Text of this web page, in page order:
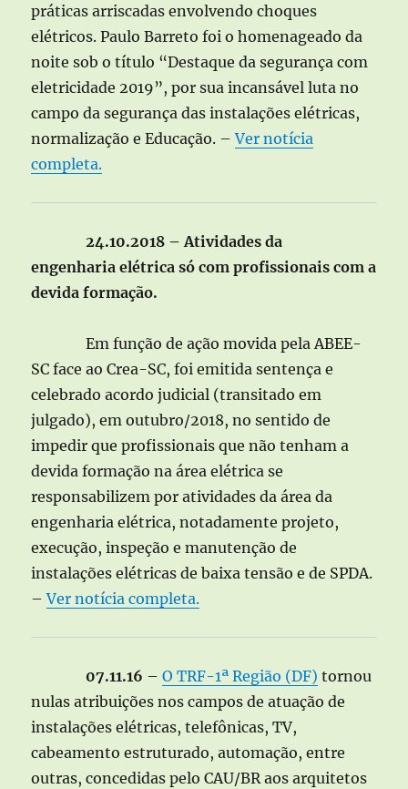
práticas arriscadas envolvendo choques
elétricos. Paulo Barreto foi o homenageado da
noite sob o título “Destaque da segurança com
eletricidade 2019”, por sua incansável luta no
campo da segurança das instalações elétricas,
normalização e Educação. –Ver notícia
completa.
24.10.2018 – Atividades da
engenharia elétrica só com profissionais com a
devida formação.
Em função de ação movida pela ABEE-
SC face ao Crea-SC, foi emitida sentença e
celebrado acordo judicial (transitado em
julgado), em outubro/2018, no sentido de
impedir que profissionais que não tenham a
devida formação na área elétrica se
responsabilizem por atividades da área da
engenharia elétrica, notadamente projeto,
execução, inspeção e manutenção de
instalações elétricas de baixa tensão e de SPDA.
–Ver notícia completa.
07.11.16 –O TRF-1ª Região (DF) tornou
nulas atribuições nos campos de atuação de
instalações elétricas, telefônicas, TV,
cabeamento estruturado, automação, entre
outras, concedidas pelo CAU/BR aos arquitetos